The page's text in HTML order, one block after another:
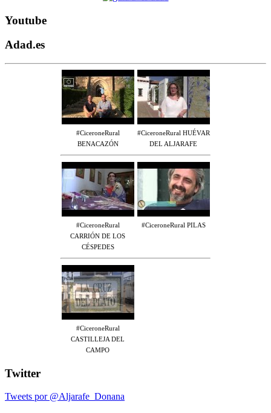
Youtube
Adad.es
#CiceroneRural
BENACAZÓN
#CiceroneRural HUÉVAR
DEL ALJARAFE
#CiceroneRural
CARRIÓN DE LOS
CÉSPEDES
#CiceroneRural PILAS
#CiceroneRural
CASTILLEJA DEL
CAMPO
Twitter
Tweets por @Aljarafe_Donana